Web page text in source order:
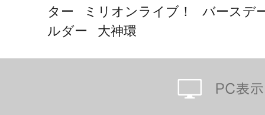
ター ミリオンライブ！ バースデ
ルダー 大神環